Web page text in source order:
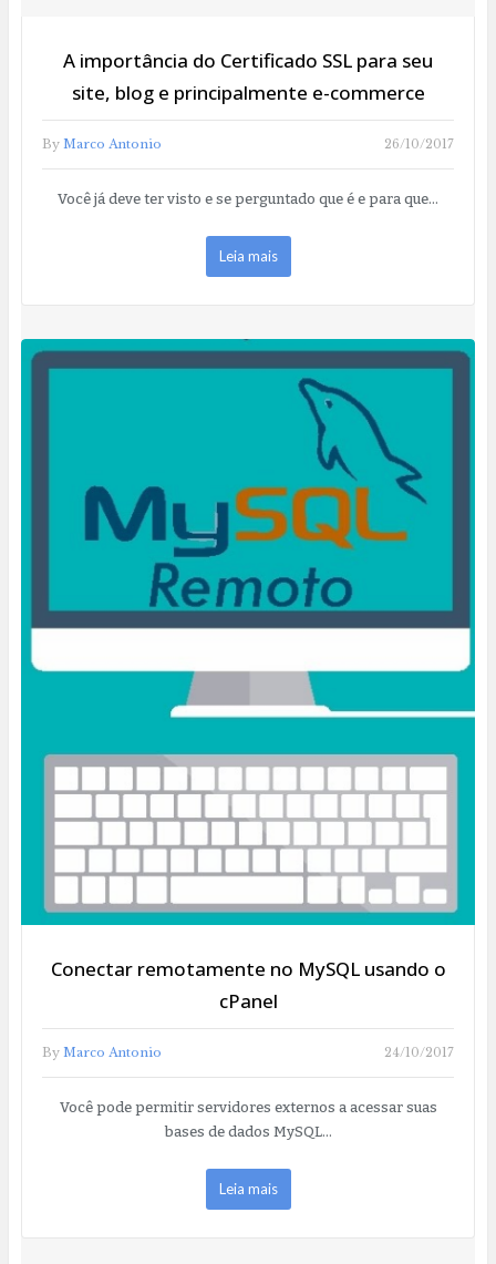
A importância do Certificado SSL para seu
site, blog e principalmente e-commerce
By Marco Antonio 26/10/2017
Você já deve ter visto e se perguntado que é e para que…
Leia mais
Conectar remotamente no MySQL usando o
cPanel
By Marco Antonio 24/10/2017
Você pode permitir servidores externos a acessar suas
bases de dados MySQL…
Leia mais